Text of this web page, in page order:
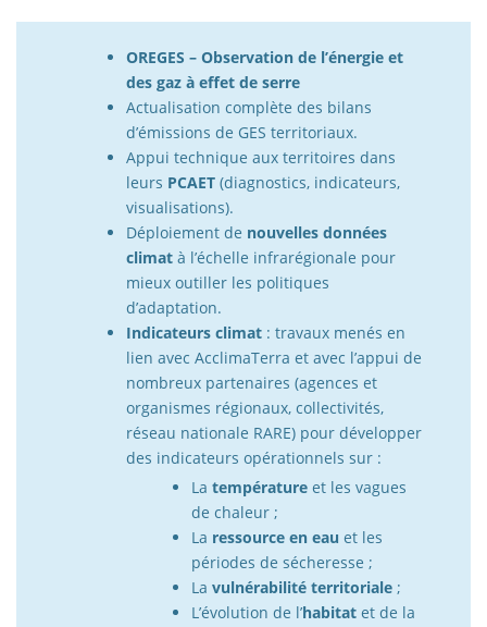
OREGES – Observation de l’énergie et
des gaz à effet de serre
Actualisation complète des bilans
d’émissions de GES territoriaux.
Appui technique aux territoires dans
leurs PCAET (diagnostics, indicateurs,
visualisations).
Déploiement de nouvelles données
climat à l’échelle infrarégionale pour
mieux outiller les politiques
d’adaptation.
Indicateurs climat : travaux menés en
lien avec AcclimaTerra et avec l’appui de
nombreux partenaires (agences et
organismes régionaux, collectivités,
réseau nationale RARE) pour développer
des indicateurs opérationnels sur :
La température et les vagues
de chaleur ;
La ressource en eau et les
périodes de sécheresse ;
La vulnérabilité territoriale ;
L’évolution de l’habitat et de la